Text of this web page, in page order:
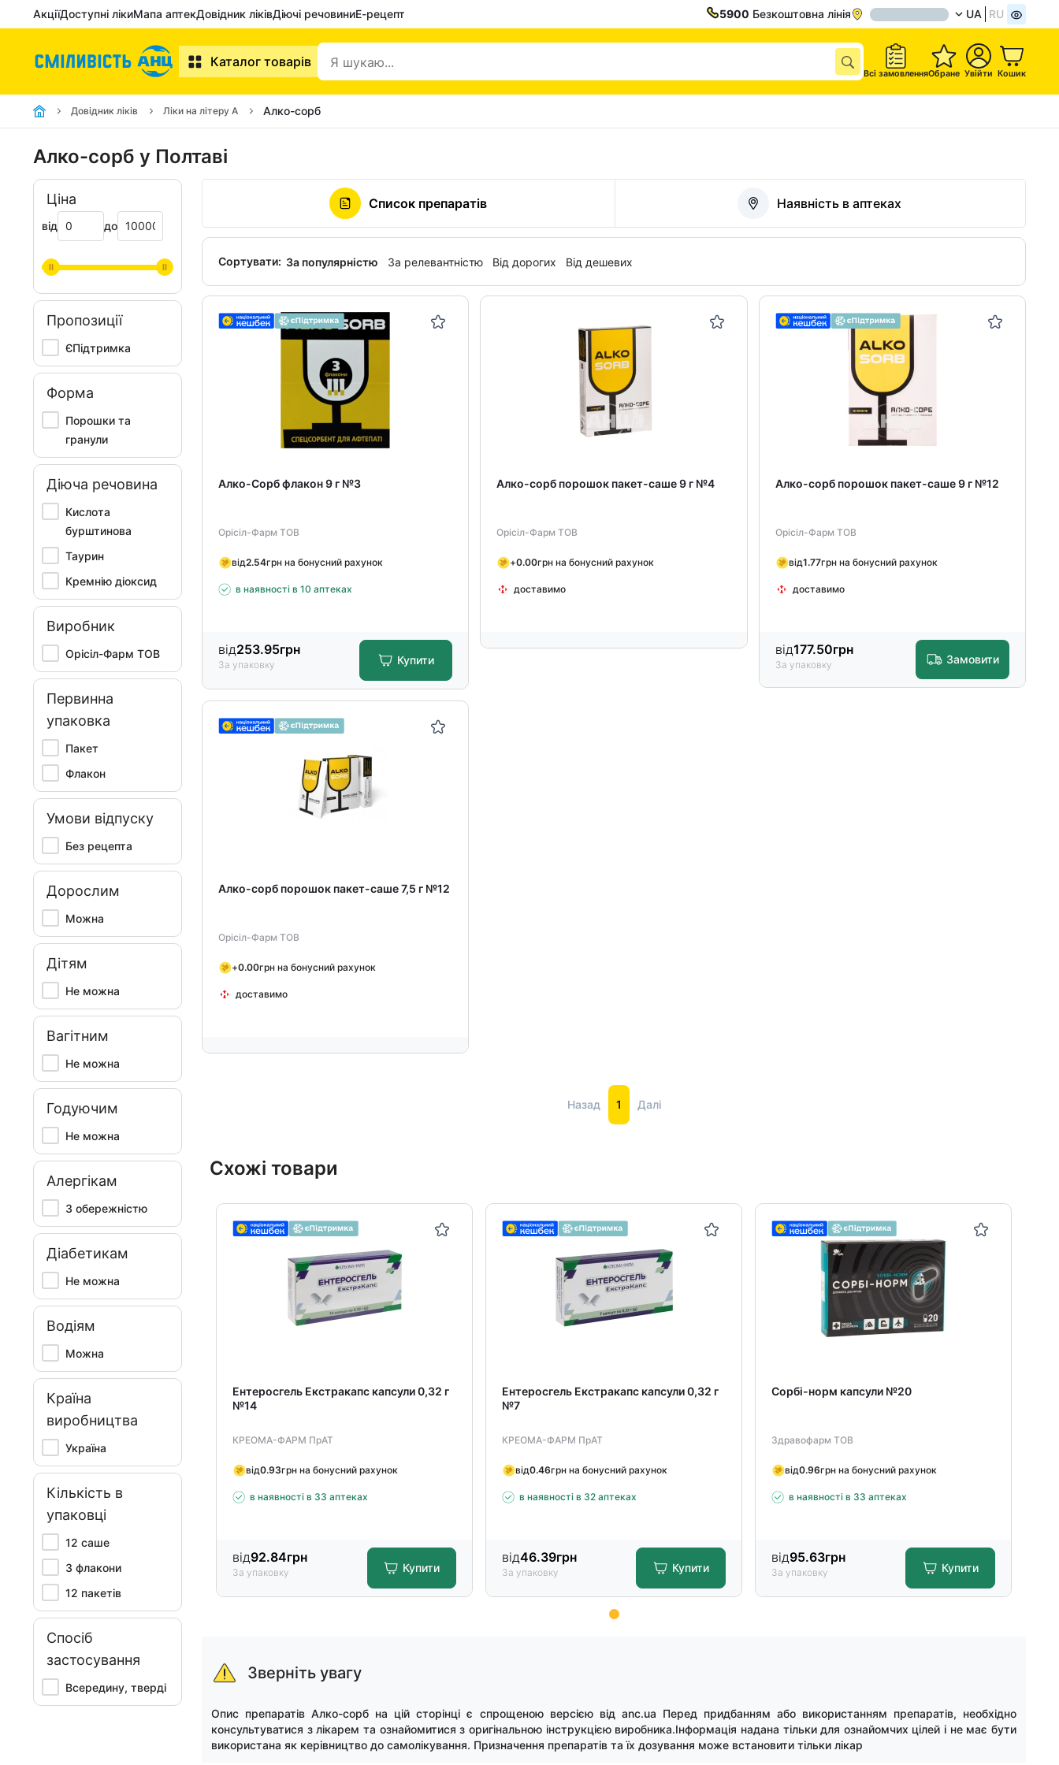
АкціїДоступні лікиМапа аптекДовідник ліківДіючі речовиниЕ-рецепт 5900 Безкоштовна лінія UA RU
Каталог товарів
Всі замовленняОбране Увійти Кошик
Довідник ліків Ліки на літеру А Алко-сорб
Алко-сорб у Полтаві
Ціна
від до
Пропозиції
ЄПідтримка
Форма
Порошки та
гранули
Діюча речовина
Кислота
бурштинова
Таурин
Кремнію діоксид
Виробник
Орісіл-Фарм ТОВ
Первинна
упаковка
Пакет
Флакон
Умови відпуску
Без рецепта
Дорослим
Можна
Дітям
Не можна
Вагітним
Не можна
Годуючим
Не можна
Алергікам
З обережністю
Діабетикам
Не можна
Водіям
Можна
Країна
виробництва
Україна
Кількість в
упаковці
12 саше
3 флакони
12 пакетів
Спосіб
застосування
Всередину, тверді
Список препаратів Наявність в аптеках
Сортувати: За популярністю За релевантністю Від дорогих Від дешевих
Алко-Сорб флакон 9 г №3
Орісіл-Фарм ТОВ
від2.54грн на бонусний рахунок
в наявності в 10 аптеках
від253.95грн
За упаковку Купити
Алко-сорб порошок пакет-саше 9 г №4
Орісіл-Фарм ТОВ
+0.00грн на бонусний рахунок
доставимо
Алко-сорб порошок пакет-саше 9 г №12
Орісіл-Фарм ТОВ
від1.77грн на бонусний рахунок
доставимо
від177.50грн
За упаковку Замовити
Алко-сорб порошок пакет-саше 7,5 г №12
Орісіл-Фарм ТОВ
+0.00грн на бонусний рахунок
доставимо
Назад 1 Далі
Схожі товари
Ентеросгель Екстракапс капсули 0,32 г
№14
КРЕОМА-ФАРМ ПрАТ
від0.93грн на бонусний рахунок
в наявності в 33 аптеках
від92.84грн
За упаковку Купити
Ентеросгель Екстракапс капсули 0,32 г
№7
КРЕОМА-ФАРМ ПрАТ
від0.46грн на бонусний рахунок
в наявності в 32 аптеках
від46.39грн
За упаковку Купити
Сорбі-норм капсули №20
Здравофарм ТОВ
від0.96грн на бонусний рахунок
в наявності в 33 аптеках
від95.63грн
За упаковку Купити
15
Зверніть увагу
Опис препаратів Алко-сорб на цій сторінці є спрощеною версією від anc.ua Перед придбанням або використанням препаратів, необхідно
консультуватися з лікарем та ознайомитися з оригінальною інструкцією виробника.Інформація надана тільки для ознайомчих цілей і не має бути
використана як керівництво до самолікування. Призначення препаратів та їх дозування може встановити тільки лікар